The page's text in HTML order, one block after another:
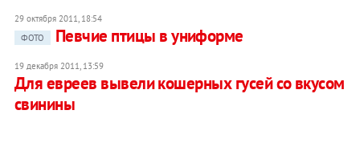
29 октября 2011, 18:54
ФОТО
Певчие птицы в униформе
19 декабря 2011, 13:59
Для евреев вывели кошерных гусей со вкусом
свинины